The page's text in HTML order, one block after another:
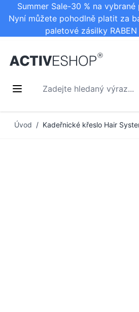
Summer Sale-30 % na
Nyní můžete pohodlně platit za
paletové zásilky
Zadejte hledaný výraz...
Úvod / Kadeřnické křeslo Hair